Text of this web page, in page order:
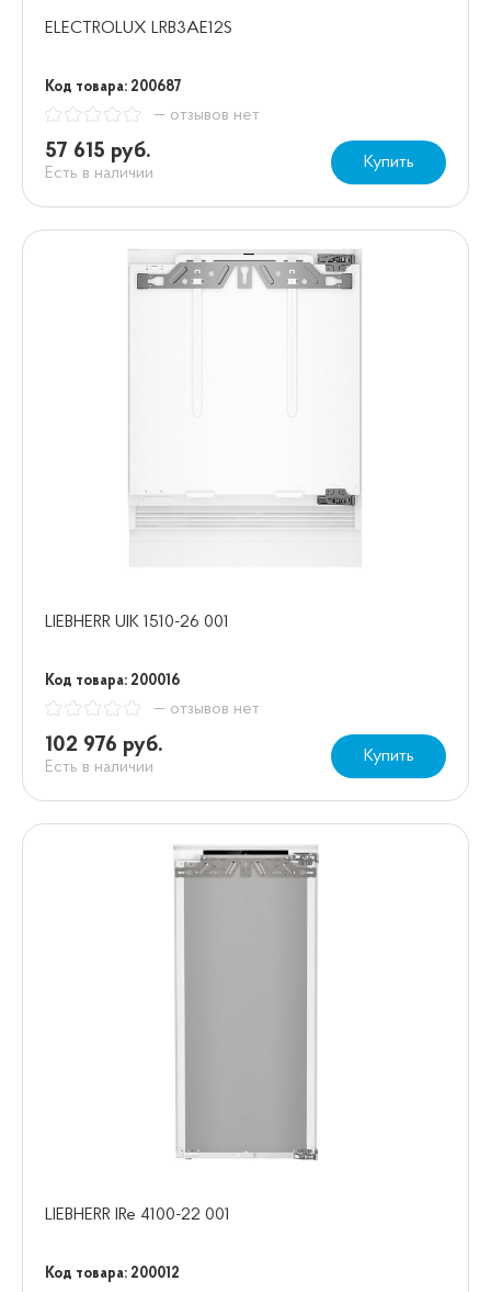
ELECTROLUX LRB3AE12S
Код товара: 200687
— отзывов нет
57 615 руб.
Есть в наличии
Купить
LIEBHERR UIK 1510-26 001
Код товара: 200016
— отзывов нет
102 976 руб.
Есть в наличии
Купить
LIEBHERR IRe 4100-22 001
Код товара: 200012